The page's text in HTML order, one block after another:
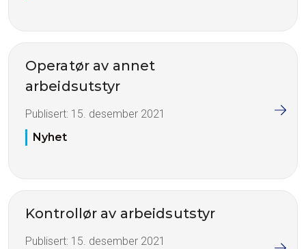
Operatør av annet
arbeidsutstyr
Publisert: 15. desember 2021
Nyhet
Kontrollør av arbeidsutstyr
Publisert: 15. desember 2021